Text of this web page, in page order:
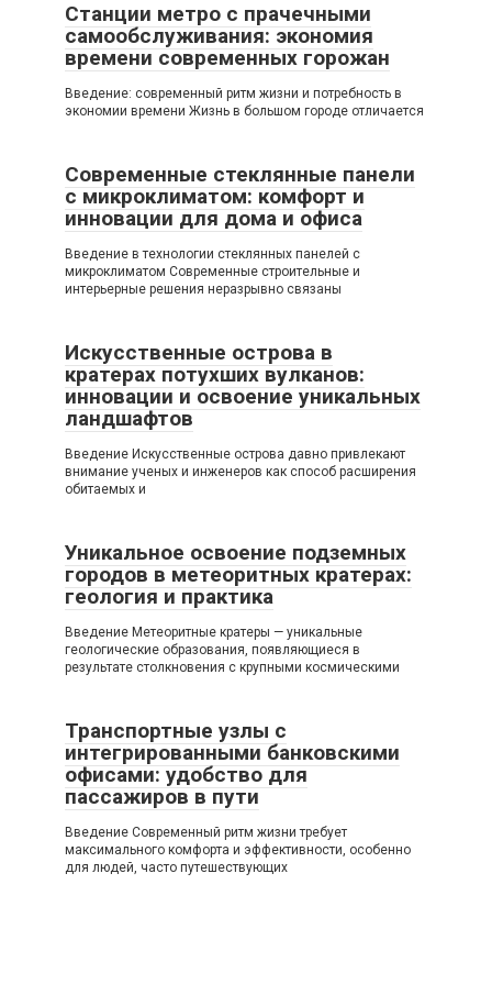
Станции метро с прачечными
самообслуживания: экономия
времени современных горожан
Введение: современный ритм жизни и потребность в
экономии времени Жизнь в большом городе отличается
Современные стеклянные панели
с микроклиматом: комфорт и
инновации для дома и офиса
Введение в технологии стеклянных панелей с
микроклиматом Современные строительные и
интерьерные решения неразрывно связаны
Искусственные острова в
кратерах потухших вулканов:
инновации и освоение уникальных
ландшафтов
Введение Искусственные острова давно привлекают
внимание ученых и инженеров как способ расширения
обитаемых и
Уникальное освоение подземных
городов в метеоритных кратерах:
геология и практика
Введение Метеоритные кратеры — уникальные
геологические образования, появляющиеся в
результате столкновения с крупными космическими
Транспортные узлы с
интегрированными банковскими
офисами: удобство для
пассажиров в пути
Введение Современный ритм жизни требует
максимального комфорта и эффективности, особенно
для людей, часто путешествующих